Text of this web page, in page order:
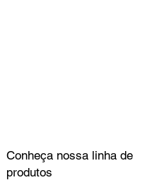
Conheça nossa linha de
produtos